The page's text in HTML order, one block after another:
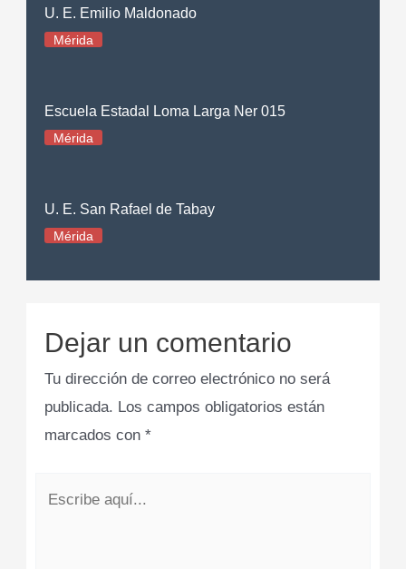
U. E. Emilio Maldonado
Mérida
Escuela Estadal Loma Larga Ner 015
Mérida
U. E. San Rafael de Tabay
Mérida
Dejar un comentario
Tu dirección de correo electrónico no será
publicada. Los campos obligatorios están
marcados con*